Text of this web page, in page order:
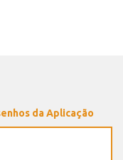
da Aplicação